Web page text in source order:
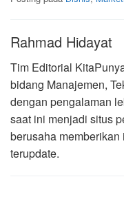
Rahmad Hidayat
Tim Editorial
bidang Manajemen,
dengan pengalaman
saat ini menjadi situs
berusaha
terupdate.